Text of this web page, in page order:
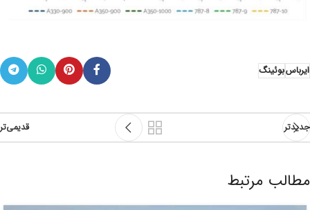
ایرباسبوئینگ
جدیدتر قدیمی‌تر
مطالب مرتبط